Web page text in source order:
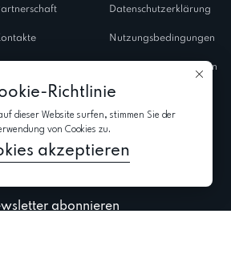
Richtlinie
dieser Website surfen, stimmen Sie der
von Cookies zu.
akzeptieren
Blog
Datenschutzerklärung
Nutzungsbedingungen
Verwendungsrichtlinien
abonnieren